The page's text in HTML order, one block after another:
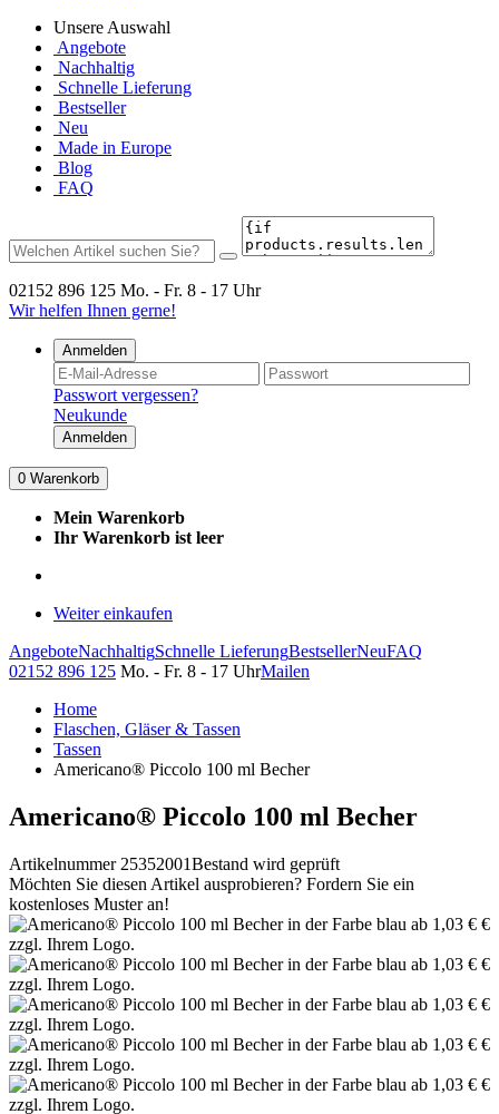
Unsere Auswahl
Angebote
Nachhaltig
Schnelle Lieferung
Bestseller
Neu
Made in Europe
Blog
FAQ
02152 896 125 Mo. - Fr. 8 - 17 Uhr
Wir helfen Ihnen gerne!
Anmelden
Passwort vergessen?
Neukunde
Anmelden
0 Warenkorb
Mein Warenkorb
Ihr Warenkorb ist leer
Weiter einkaufen
AngeboteNachhaltigSchnelle LieferungBestsellerNeuFAQ
02152 896 125 Mo. - Fr. 8 - 17 UhrMailen
Home
Flaschen, Gläser & Tassen
Tassen
Americano® Piccolo 100 ml Becher
Americano® Piccolo 100 ml Becher
Artikelnummer 25352001Bestand wird geprüft
Möchten Sie diesen Artikel ausprobieren? Fordern Sie ein
kostenloses Muster an!